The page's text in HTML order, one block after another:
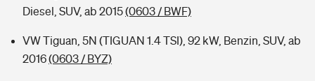
Diesel, SUV, ab 2015(0603 / BWF)
VW Tiguan, 5N (TIGUAN 1.4 TSI), 92 kW, Benzin, SUV, ab
2016(0603 / BYZ)